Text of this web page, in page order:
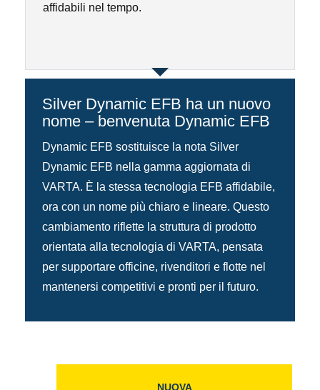
affidabili nel tempo.
Silver Dynamic EFB ha un nuovo
nome – benvenuta Dynamic EFB
Dynamic EFB sostituisce la nota Silver
Dynamic EFB nella gamma aggiornata di
VARTA. È la stessa tecnologia EFB affidabile,
ora con un nome più chiaro e lineare. Questo
cambiamento riflette la struttura di prodotto
orientata alla tecnologia di VARTA, pensata
per supportare officine, rivenditori e flotte nel
mantenersi competitivi e pronti per il futuro.
NUOVA